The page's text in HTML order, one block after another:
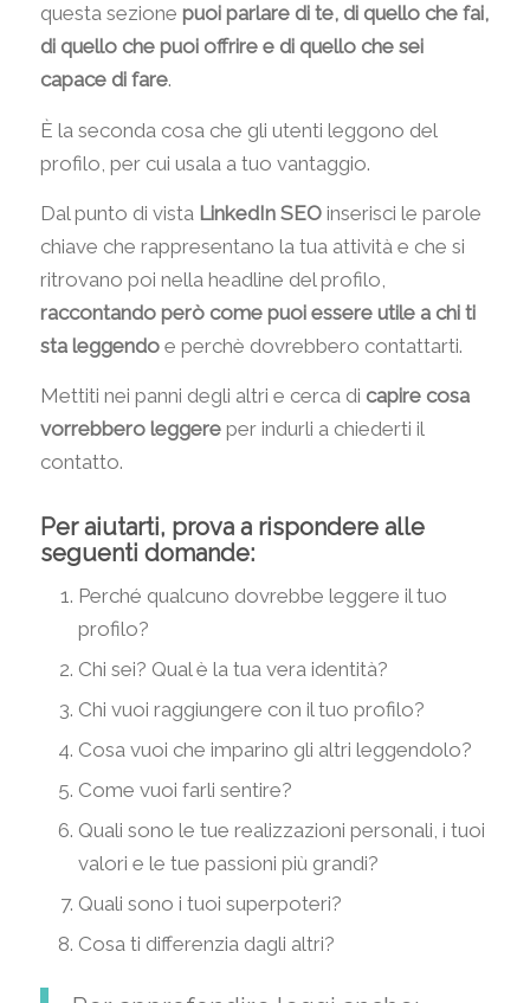
questa sezione puoi parlare di te, di quello che fai,
di quello che puoi offrire e di quello che sei
capace di fare.
È la seconda cosa che gli utenti leggono del
profilo, per cui usala a tuo vantaggio.
Dal punto di vista LinkedIn SEOinserisci le parole
chiave che rappresentano la tua attività e che si
ritrovano poi nella headline del profilo,
raccontando però come puoi essere utile a chi ti
sta leggendoe perchè dovrebbero contattarti.
Mettiti nei panni degli altri e cerca di capire cosa
vorrebbero leggereper indurli a chiederti il
contatto.
Per aiutarti, prova a rispondere alle
seguenti domande:
Perché qualcuno dovrebbe leggere il tuo
profilo?
Chi sei? Qual è la tua vera identità?
Chi vuoi raggiungere con il tuo profilo?
Cosa vuoi che imparino gli altri leggendolo?
Come vuoi farli sentire?
Quali sono le tue realizzazioni personali, i tuoi
valori e le tue passioni più grandi?
Quali sono i tuoi superpoteri?
Cosa ti differenzia dagli altri?